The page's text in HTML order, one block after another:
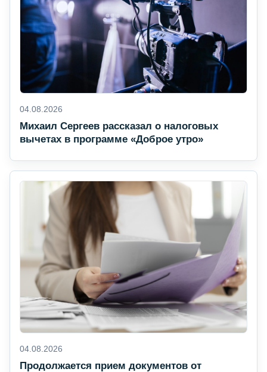
04.08.2026
Михаил Сергеев рассказал о налоговых
вычетах в программе «Доброе утро»
04.08.2026
Продолжается прием документов от